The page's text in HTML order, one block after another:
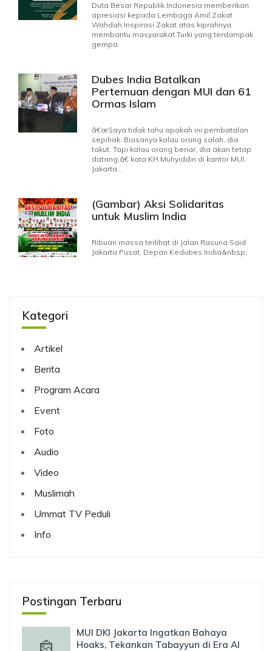
Duta Besar Republik Indonesia memberikan
apresiasi kepada Lembaga Amil Zakat
Wahdah Inspirasi Zakat atas kiprahnya
membantu masyarakat Turki yang terdampak
gempa.
Dubes India Batalkan
Pertemuan dengan MUI dan 61
Ormas Islam
â€œSaya tidak tahu apakah ini pembatalan
sepihak. Biasanya kalau orang salah, dia
takut. Tapi kalau orang benar, dia akan tetap
datang,â€ kata KH.Muhyiddin di kantor MUI,
Jakarta...
(Gambar) Aksi Solidaritas
untuk Muslim India
Ribuan massa terlihat di Jalan Rasuna Said
Jakarta Pusat, Depan Kedubes India&nbsp;
Kategori
Artikel
Berita
Program Acara
Event
Foto
Audio
Video
Muslimah
Ummat TV Peduli
Info
Postingan Terbaru
MUI DKI Jakarta Ingatkan Bahaya
Hoaks, Tekankan Tabayyun di Era AI